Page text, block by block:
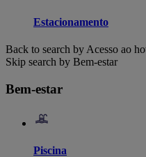
Estacionamento
Back to search by Acesso ao
Skip search by Bem-estar
Bem-estar
Piscina